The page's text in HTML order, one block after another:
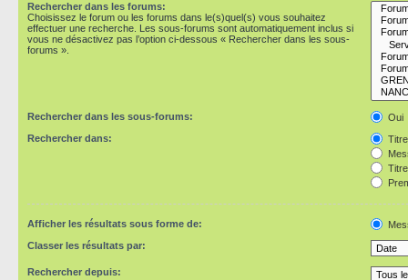
Rechercher dans les forums:
Choisissez le forum ou les forums dans le(s)quel(s) vous souhaitez
effectuer une recherche. Les sous-forums sont automatiquement inclus si
vous ne désactivez pas l’option ci-dessous « Rechercher dans les sous-
forums ».
Rechercher dans les sous-forums:
Oui
Rechercher dans:
Afficher les résultats sous forme de:
Classer les résultats par:
Rechercher depuis: